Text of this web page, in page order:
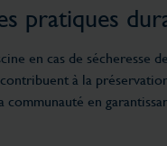
pratiques
en cas de sécheresse
à la
communauté en